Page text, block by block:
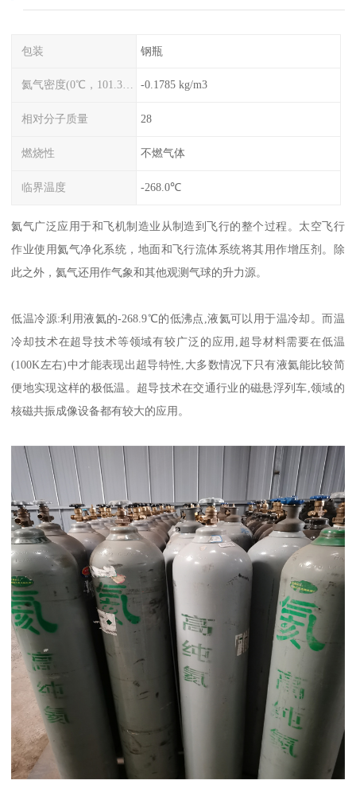
包装 钢瓶
氦气密度(0℃，101.325kPa) -0.1785 kg/m3
相对分子质量 28
燃烧性 不燃气体
临界温度 -268.0℃
氦气广泛应用于和飞机制造业从制造到飞行的整个过程。太空飞行
作业使用氦气净化系统，地面和飞行流体系统将其用作增压剂。除
此之外，氦气还用作气象和其他观测气球的升力源。
低温冷源:利用液氦的-268.9℃的低沸点,液氦可以用于温冷却。而温
冷却技术在超导技术等领域有较广泛的应用,超导材料需要在低温
(100K左右)中才能表现出超导特性,大多数情况下只有液氦能比较简
便地实现这样的极低温。超导技术在交通行业的磁悬浮列车,领域的
核磁共振成像设备都有较大的应用。